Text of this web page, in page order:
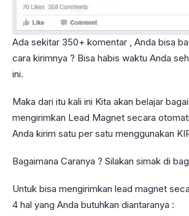
Ada sekitar 350+ komentar , Anda bisa
cara kirimnya ? Bisa habis waktu Anda
ini.
Maka dari itu kali ini Kita akan belajar
mengirimkan Lead Magnet secara
Anda kirim satu per satu menggunakan
Bagaimana Caranya ? Silakan simak di
Untuk bisa mengirimkan lead magnet
4 hal yang Anda butuhkan diantaranya :